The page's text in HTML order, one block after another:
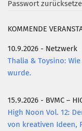
Passwort
KOMMENDE
10.9.2026 - Netzwerk
Thalia & Toysino:
wurde.
15.9.2026 - BVMC –
High Noon Vol. 12:
von kreativen Ideen,